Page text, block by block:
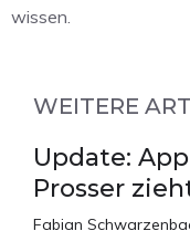
wissen.
WEITERE
Update:
Prosser
Fabian